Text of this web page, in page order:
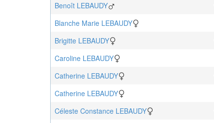
Benoît LEBAUDY
Blanche Marie LEBAUDY
Brigitte LEBAUDY
Caroline LEBAUDY
Catherine LEBAUDY
Catherine LEBAUDY
Céleste Constance LEBAUDY